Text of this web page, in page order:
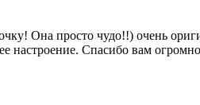
Она просто чудо!!) очень
настроение. Спасибо вам